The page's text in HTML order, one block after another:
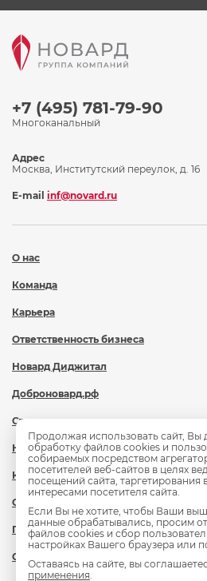
+7 (495) 781-79-90
Многоканальный
О нас
Команда
Карьера
Ответственность бизнеса
Новард Диджитал
Доброновард.рф
Статьи
Новости
Контакты
Охрана труда
Политика обработки персональных
Сведения об образовательной
Адрес
Москва, Институтский переулок, д. 16
E-mail inf@novard.ru
Продолжая использовать сайт, Вы
обработку файлов cookies и
собираемых посредством
посетителей веб-сайтов в целях
посещений сайта, таргетирования
интересами посетителя сайта.
Если Вы не хотите, чтобы Ваши
данные обрабатывались, просим
файлов cookies и сбор
настройках Вашего браузера или
Оставаясь на сайте, вы
применения.